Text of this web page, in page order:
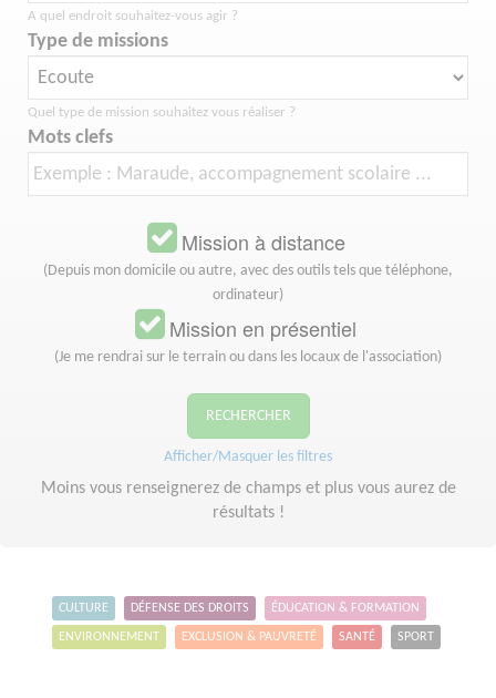
A quel endroit souhaitez-vous agir ?
Type de missions
Quel type de mission souhaitez vous réaliser ?
Mots clefs
Mission à distance
(Depuis mon domicile ou autre, avec des outils tels que téléphone,
ordinateur)
Mission en présentiel
(Je me rendrai sur le terrain ou dans les locaux de l'association)
RECHERCHER
Afficher/Masquer les filtres
Moins vous renseignerez de champs et plus vous aurez de
résultats !
CULTURE DÉFENSE DES DROITS ÉDUCATION & FORMATION
ENVIRONNEMENT EXCLUSION & PAUVRETÉ SANTÉ SPORT